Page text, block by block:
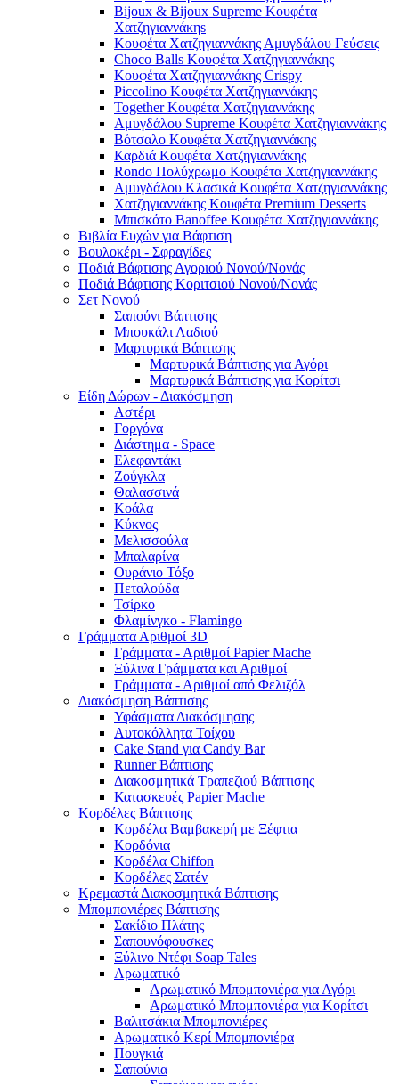
Bijoux & Bijoux Supreme Κουφέτα
Χατζηγιαννάκηs
Κουφέτα Χατζηγιαννάκης Αμυγδάλου Γεύσεις
Choco Balls Κουφέτα Χατζηγιαννάκης
Κουφέτα Χατζηγιαννάκης Crispy
Piccolino Κουφέτα Χατζηγιαννάκης
Together Κουφέτα Χατζηγιαννάκης
Αμυγδάλου Supreme Κουφέτα Χατζηγιαννάκης
Βότσαλο Κουφέτα Χατζηγιαννάκης
Καρδιά Κουφέτα Χατζηγιαννάκης
Rondo Πολύχρωμο Κουφέτα Χατζηγιαννάκης
Αμυγδάλου Κλασικά Κουφέτα Χατζηγιαννάκης
Χατζηγιαννάκης Κουφέτα Premium Desserts
Μπισκότο Banoffee Κουφέτα Χατζηγιαννάκης
Βιβλία Ευχών για Βάφτιση
Βουλοκέρι - Σφραγίδες
Ποδιά Βάφτισης Αγοριού Νονού/Νονάς
Ποδιά Βάφτισης Κοριτσιού Νονού/Νονάς
Σετ Νονού
Σαπούνι Βάπτισης
Μπουκάλι Λαδιού
Μαρτυρικά Βάπτισης
Μαρτυρικά Βάπτισης για Αγόρι
Μαρτυρικά Βάπτισης για Κορίτσι
Είδη Δώρων - Διακόσμηση
Αστέρι
Γοργόνα
Διάστημα - Space
Ελεφαντάκι
Ζούγκλα
Θαλασσινά
Κοάλα
Κύκνος
Μελισσούλα
Μπαλαρίνα
Ουράνιο Τόξο
Πεταλούδα
Τσίρκο
Φλαμίνγκο - Flamingo
Γράμματα Αριθμοί 3D
Γράμματα - Αριθμοί Papier Mache
Ξύλινα Γράμματα και Αριθμοί
Γράμματα - Αριθμοί από Φελιζόλ
Διακόσμηση Βάπτισης
Υφάσματα Διακόσμησης
Αυτοκόλλητα Τοίχου
Cake Stand για Candy Bar
Runner Βάπτισης
Διακοσμητικά Τραπεζιού Βάπτισης
Κατασκευές Papier Mache
Κορδέλες Βάπτισης
Κορδέλα Βαμβακερή με Ξέφτια
Κορδόνια
Κορδέλα Chiffon
Κορδέλες Σατέν
Κρεμαστά Διακοσμητικά Βάπτισης
Μπομπονιέρες Βάπτισης
Σακίδιο Πλάτης
Σαπουνόφουσκες
Ξύλινο Ντέφι Soap Tales
Αρωματικό
Αρωματικό Μπομπονιέρα για Αγόρι
Αρωματικό Μπομπονιέρα για Κορίτσι
Βαλιτσάκια Μπομπονιέρες
Αρωματικό Κερί Μπομπονιέρα
Πουγκιά
Σαπούνια